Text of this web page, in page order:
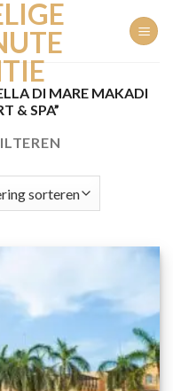
DI MARE MAKADI
& SPA”